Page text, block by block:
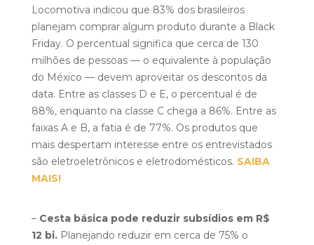
Locomotiva indicou que 83% dos brasileiros
planejam comprar algum produto durante a Black
Friday. O percentual significa que cerca de 130
milhões de pessoas — o equivalente à população
do México — devem aproveitar os descontos da
data. Entre as classes D e E, o percentual é de
88%, enquanto na classe C chega a 86%. Entre as
faixas A e B, a fatia é de 77%. Os produtos que
mais despertam interesse entre os entrevistados
são eletroeletrônicos e eletrodomésticos. SAIBA
MAIS!
– Cesta básica pode reduzir subsídios em R$
12 bi.Planejando reduzir em cerca de 75% o